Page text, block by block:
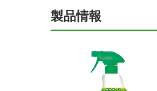
製品情報